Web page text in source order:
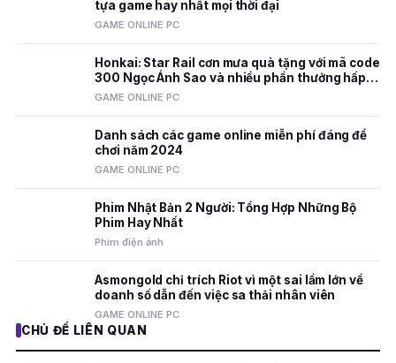
tựa game hay nhất mọi thời đại
GAME ONLINE PC
Honkai: Star Rail cơn mưa quà tặng với mã code
300 Ngọc Ánh Sao và nhiều phần thưởng hấp
dẫn
GAME ONLINE PC
Danh sách các game online miễn phí đáng để
chơi năm 2024
GAME ONLINE PC
Phim Nhật Bản 2 Người: Tổng Hợp Những Bộ
Phim Hay Nhất
Phim điện ảnh
Asmongold chỉ trích Riot vì một sai lầm lớn về
doanh số dẫn đến việc sa thải nhân viên
GAME ONLINE PC
CHỦ ĐỀ LIÊN QUAN